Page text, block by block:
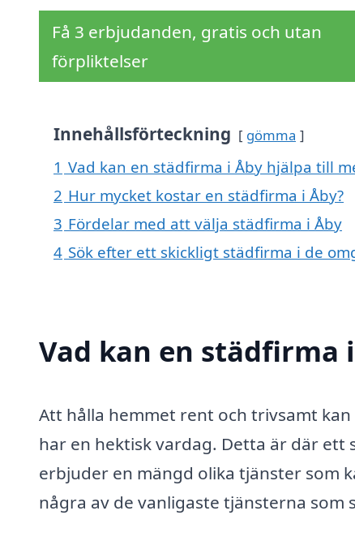
Få 3 erbjudanden, gratis och utan
förpliktelser
Innehållsförteckning gömma
1 Vad kan en städfirma i Åby hjälpa till
2 Hur mycket kostar en städfirma i Åby?
3 Fördelar med att välja städfirma i Åby
4 Sök efter ett skickligt städfirma i de
Vad kan en städfirma
Att hålla hemmet rent och trivsamt
har en hektisk vardag. Detta är där ett
erbjuder en mängd olika tjänster som
några av de vanligaste tjänsterna